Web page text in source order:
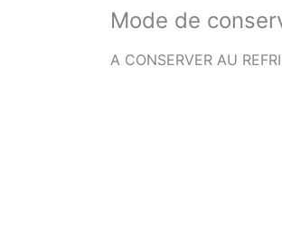
Mode de
A CONSERVER AU